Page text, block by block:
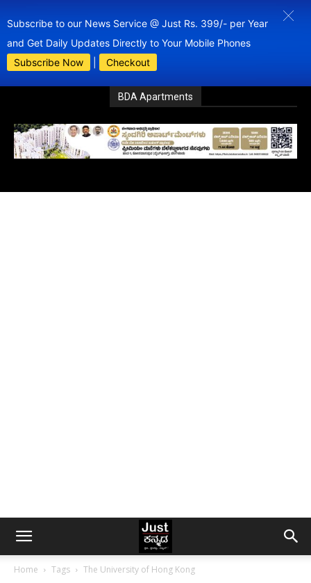
Subscribe to our News Service @ Just Rs. 399/- per Year
and Get Daily Updates Directly to Your Mobile Phones
Subscribe Now
Checkout
BDA Apartments
Home Tags The University of Hong Kong